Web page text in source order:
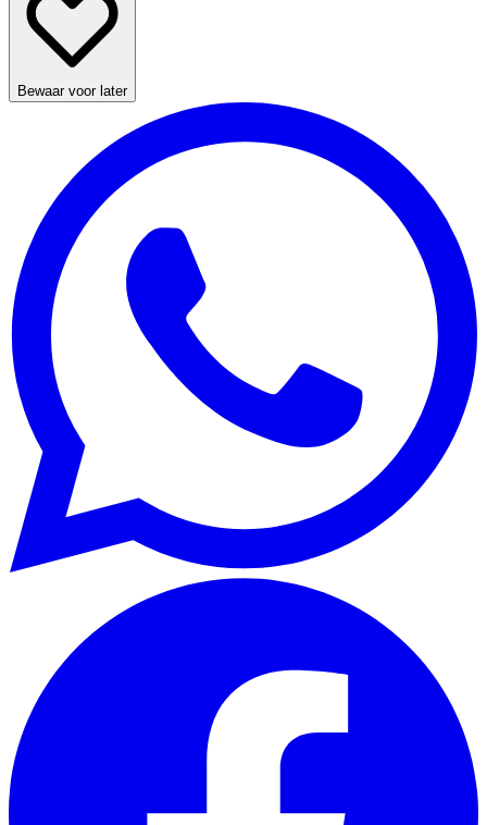
Bewaar voor later